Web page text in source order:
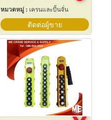
หมวดหมู่ : เครนและปั้นจั่น
ติดต่อผู้ขาย